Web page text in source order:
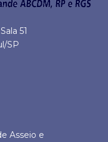
51
SP
Asseio e